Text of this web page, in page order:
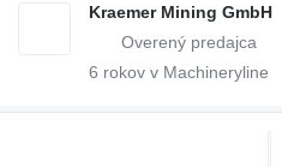
Kraemer Mining GmbH
6 rokov v Machineryline